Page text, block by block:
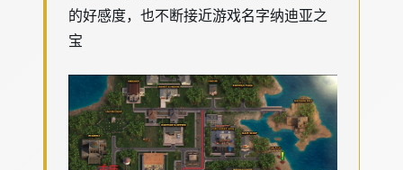
的好感度，也不断接近游戏名字纳迪亚之
宝